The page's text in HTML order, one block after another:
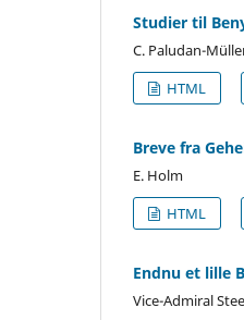
Studier til
C. Paludan-
HTML
Breve fra
E. Holm
HTML
Endnu et lille
Vice-Admiral